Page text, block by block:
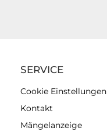
SERVICE
Cookie Einstellungen
Kontakt
Mängelanzeige